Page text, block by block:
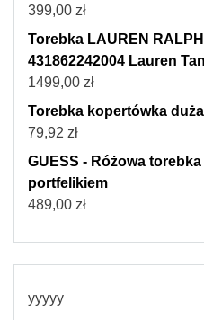
399,00 zł
Torebka LAUREN
431862242004 Lauren Tan
1499,00 zł
Torebka kopertówka
79,92 zł
GUESS - Różowa
portfelikiem
489,00 zł
yyyyy